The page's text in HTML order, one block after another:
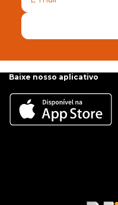
Baixe nosso aplicativo